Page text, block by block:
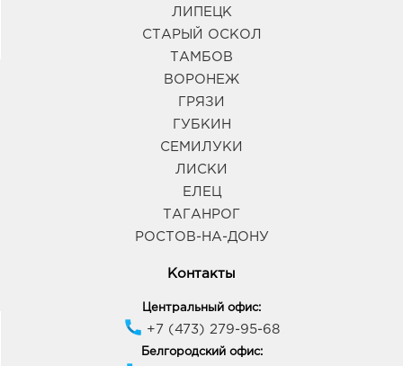
ЛИПЕЦК
СТАРЫЙ ОСКОЛ
ТАМБОВ
ВОРОНЕЖ
ГРЯЗИ
ГУБКИН
СЕМИЛУКИ
ЛИСКИ
ЕЛЕЦ
ТАГАНРОГ
РОСТОВ-НА-ДОНУ
Контакты
Центральный офис:
+7 (473) 279-95-68
Белгородский офис: